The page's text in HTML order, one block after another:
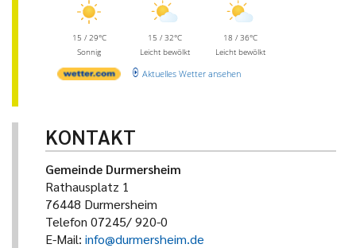
15 / 29°C
Sonnig
15 / 32°C
Leicht bewölkt
18 / 36°C
Leicht bewölkt
Aktuelles Wetter ansehen
KONTAKT
Gemeinde Durmersheim
Rathausplatz 1
76448 Durmersheim
Telefon 07245/ 920-0
E-Mail: info@durmersheim.de